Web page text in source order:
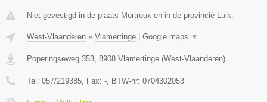
Niet gevestigd in de plaats Mortroux en in de provincie Luik.
West-Vlaanderen » Vlamertinge Google maps ▼
Poperingseweg 353, 8908 Vlamertinge (West-Vlaanderen)
Tel: 057/219385, Fax: -, BTW-nr: 0704302053